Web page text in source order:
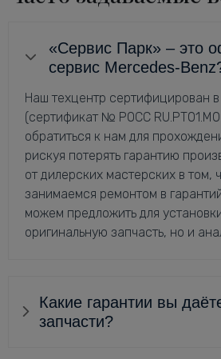
«Сервис Парк» – это
сервис Mercedes-
Наш техцентр сертифицирован
(сертификат № РОСС
обратиться к нам для
рискуя потерять гарантию
от дилерских мастерских в том,
занимаемся ремонтом в
можем предложить для
оригинальную запчасть, но и
Какие гарантии вы
запчасти?